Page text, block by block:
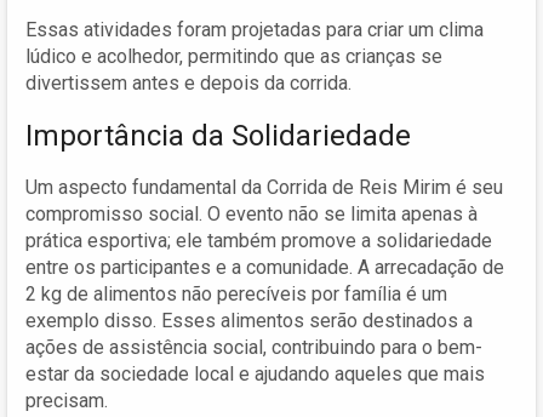
Essas atividades foram projetadas para criar um clima
lúdico e acolhedor, permitindo que as crianças se
divertissem antes e depois da corrida.
Importância da Solidariedade
Um aspecto fundamental da Corrida de Reis Mirim é seu
compromisso social. O evento não se limita apenas à
prática esportiva; ele também promove a solidariedade
entre os participantes e a comunidade. A arrecadação de
2 kg de alimentos não perecíveis por família é um
exemplo disso. Esses alimentos serão destinados a
ações de assistência social, contribuindo para o bem-
estar da sociedade local e ajudando aqueles que mais
precisam.